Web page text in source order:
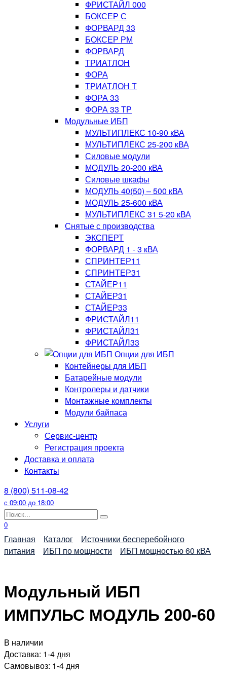
ФРИСТАЙЛ 000
БОКСЕР С
ФОРВАРД 33
БОКСЕР РМ
ФОРВАРД
ТРИАТЛОН
ФОРА
ТРИАТЛОН Т
ФОРА 33
ФОРА 33 ТР
Модульные ИБП
МУЛЬТИПЛЕКС 10-90 кВА
МУЛЬТИПЛЕКС 25-200 кВА
Силовые модули
МОДУЛЬ 20-200 кВА
Силовые шкафы
МОДУЛЬ 40(50) – 500 кВА
МОДУЛЬ 25-600 кВА
МУЛЬТИПЛЕКС 31 5-20 кВА
Снятые с производства
ЭКСПЕРТ
ФОРВАРД 1 - 3 кВА
СПРИНТЕР11
СПРИНТЕР31
СТАЙЕР11
СТАЙЕР31
СТАЙЕР33
ФРИСТАЙЛ11
ФРИСТАЙЛ31
ФРИСТАЙЛ33
Опции для ИБП
Контейнеры для ИБП
Батарейные модули
Контролеры и датчики
Монтажные комплекты
Модули байпаса
Услуги
Сервис-центр
Регистрация проекта
Доставка и оплата
Контакты
8 (800) 511-08-42
с 09:00 до 18:00
Search
for:
0
Главная Каталог
Источники бесперебойного
питания
ИБП по мощности ИБП мощностью 60 кВА
Модульный ИБП
ИМПУЛЬС МОДУЛЬ 200-60
В наличии
Доставка: 1-4 дня
Самовывоз: 1-4 дня